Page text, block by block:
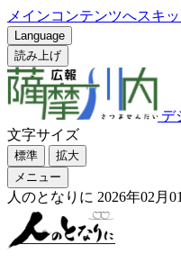
メインコンテンツへスキ
Language
読み上げ
デ
文字サイズ
標準
拡大
メニュー
人のとなりに 2026年02月